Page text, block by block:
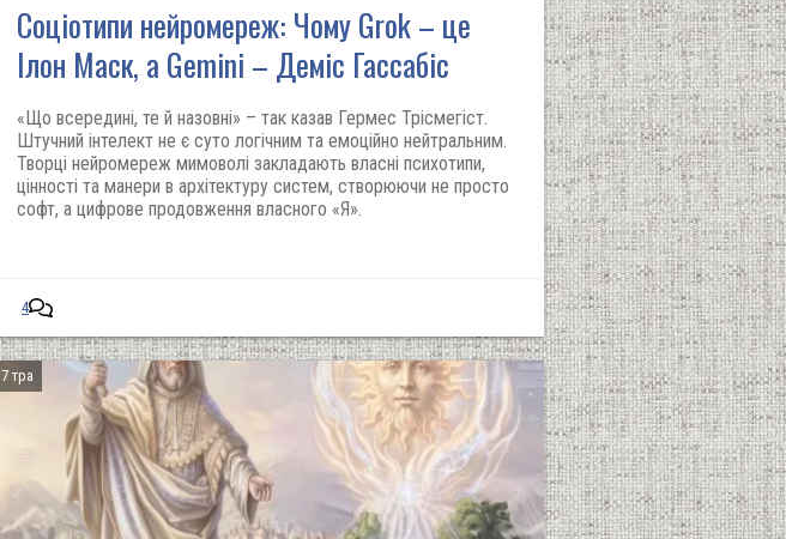
Соціотипи нейромереж: Чому Grok – це
Ілон Маск, а Gemini – Деміс Гассабіс
«Що всередині, те й назовні» – так казав Гермес Трісмегіст.
Штучний інтелект не є суто логічним та емоційно нейтральним.
Творці нейромереж мимоволі закладають власні психотипи,
цінності та манери в архітектуру систем, створюючи не просто
софт, а цифрове продовження власного «Я».
4
7 тра